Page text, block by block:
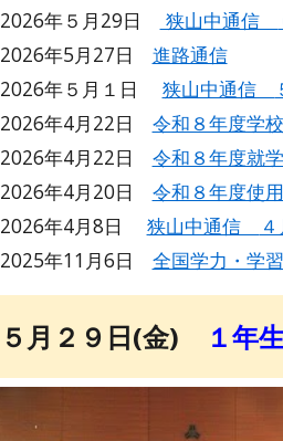
2026年５月29日 狭山中通信
2026年5月27日 進路通信
2026年５ 月１日 狭山中通信
2026年4月22日 令和８年度学
2026年4月22日 令和８年度就
2026年4月20日 令和８年度使
2026年4月8日
狭山中通信
2025年11月6日 全国学力・学
５月２９日(金) １年